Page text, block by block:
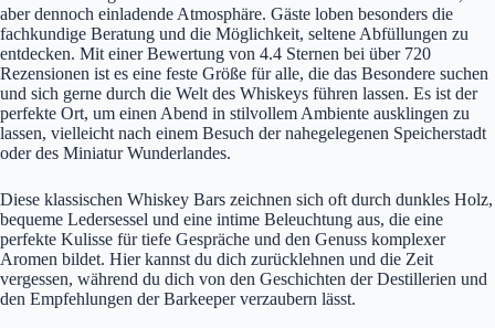
aber dennoch einladende Atmosphäre. Gäste loben besonders die
fachkundige Beratung und die Möglichkeit, seltene Abfüllungen zu
entdecken. Mit einer Bewertung von 4.4 Sternen bei über 720
Rezensionen ist es eine feste Größe für alle, die das Besondere suchen
und sich gerne durch die Welt des Whiskeys führen lassen. Es ist der
perfekte Ort, um einen Abend in stilvollem Ambiente ausklingen zu
lassen, vielleicht nach einem Besuch der nahegelegenen Speicherstadt
oder des Miniatur Wunderlandes.
Diese klassischen Whiskey Bars zeichnen sich oft durch dunkles Holz,
bequeme Ledersessel und eine intime Beleuchtung aus, die eine
perfekte Kulisse für tiefe Gespräche und den Genuss komplexer
Aromen bildet. Hier kannst du dich zurücklehnen und die Zeit
vergessen, während du dich von den Geschichten der Destillerien und
den Empfehlungen der Barkeeper verzaubern lässt.